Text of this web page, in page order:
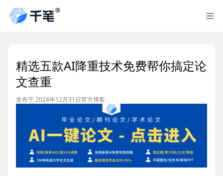
精选五款AI降重技术免费帮你搞定论
文查重
发布于 2024年12月31日官方博客